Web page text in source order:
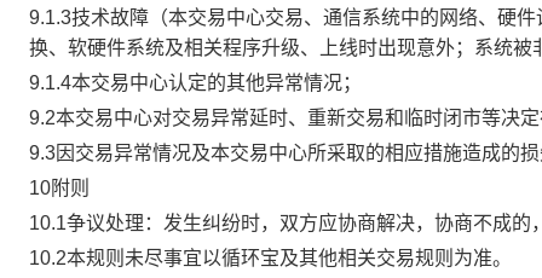
9.1.3技术故障（本交易中心交易、通信系统中的网络、硬
换、软硬件系统及相关程序升级、上线时出现意外；系统
9.1.4本交易中心认定的其他异常情况；
9.2本交易中心对交易异常延时、重新交易和临时闭市等决
9.3因交易异常情况及本交易中心所采取的相应措施造成的
10附则
10.1争议处理：发生纠纷时，双方应协商解决，协商不成
10.2本规则未尽事宜以循环宝及其他相关交易规则为准。